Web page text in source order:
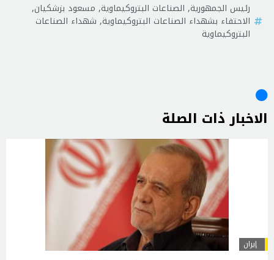
رئيس الجمهورية, الصناعات البتروكيماوية, مسعود بزشكيان,
الاحتفاء بشهداء الصناعات البتروكيماوية, شهداء الصناعات
البتروكيماوية
الاخبار ذات الصلة
إيران